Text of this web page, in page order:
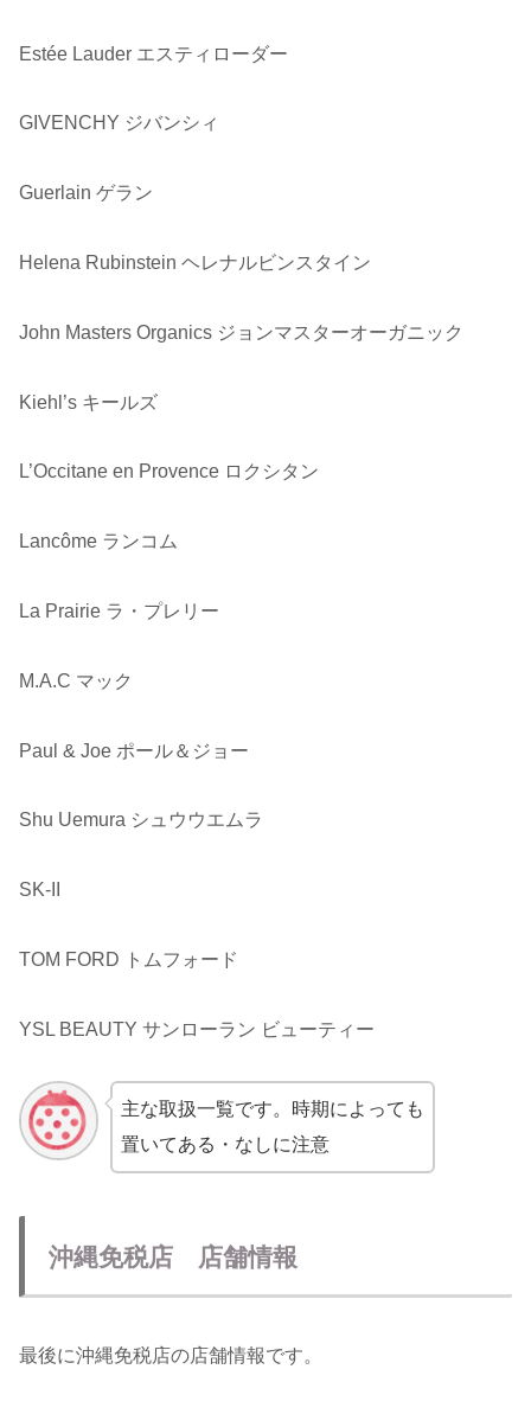
Estée Lauder エスティローダー
GIVENCHY ジバンシィ
Guerlain ゲラン
Helena Rubinstein ヘレナルビンスタイン
John Masters Organics ジョンマスターオーガニック
Kiehl’s キールズ
L’Occitane en Provence ロクシタン
Lancôme ランコム
La Prairie ラ・プレリー
M.A.C マック
Paul & Joe ポール＆ジョー
Shu Uemura シュウウエムラ
SK-II
TOM FORD トムフォード
YSL BEAUTY サンローラン ビューティー
主な取扱一覧です。時期によっても
置いてある・なしに注意
沖縄免税店 店舗情報
最後に沖縄免税店の店舗情報です。